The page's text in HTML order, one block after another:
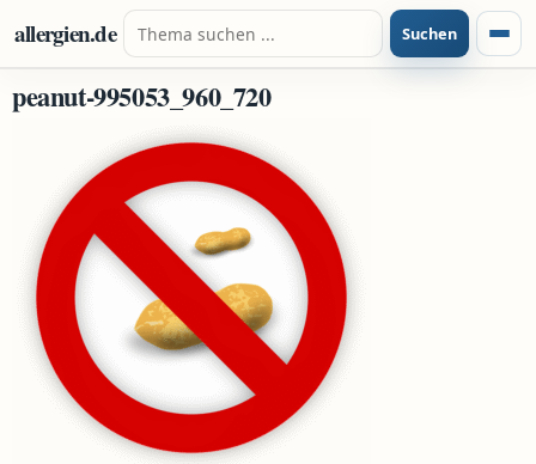
Zum Inhalt springen
allergien.de Suche nach: Suchen
peanut-995053_960_720